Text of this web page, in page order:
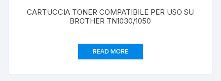
CARTUCCIA TONER COMPATIBILE PER USO SU
BROTHER TN1030/1050
READ MORE